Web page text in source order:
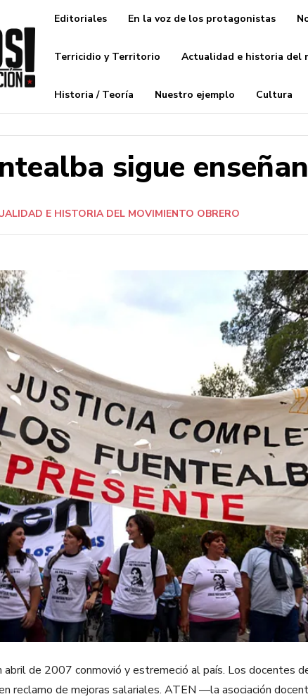
Editoriales En la voz de los protagonistas
Terricidio y Territorio Actualidad e historia del
Historia / Teoría Nuestro ejemplo Cultura
sigue
E HISTORIA DEL MOVIMIENTO OBRERO
de 2007 conmovió y estremeció al país. Los docentes
reclamo de mejoras salariales. ATEN —la asociación